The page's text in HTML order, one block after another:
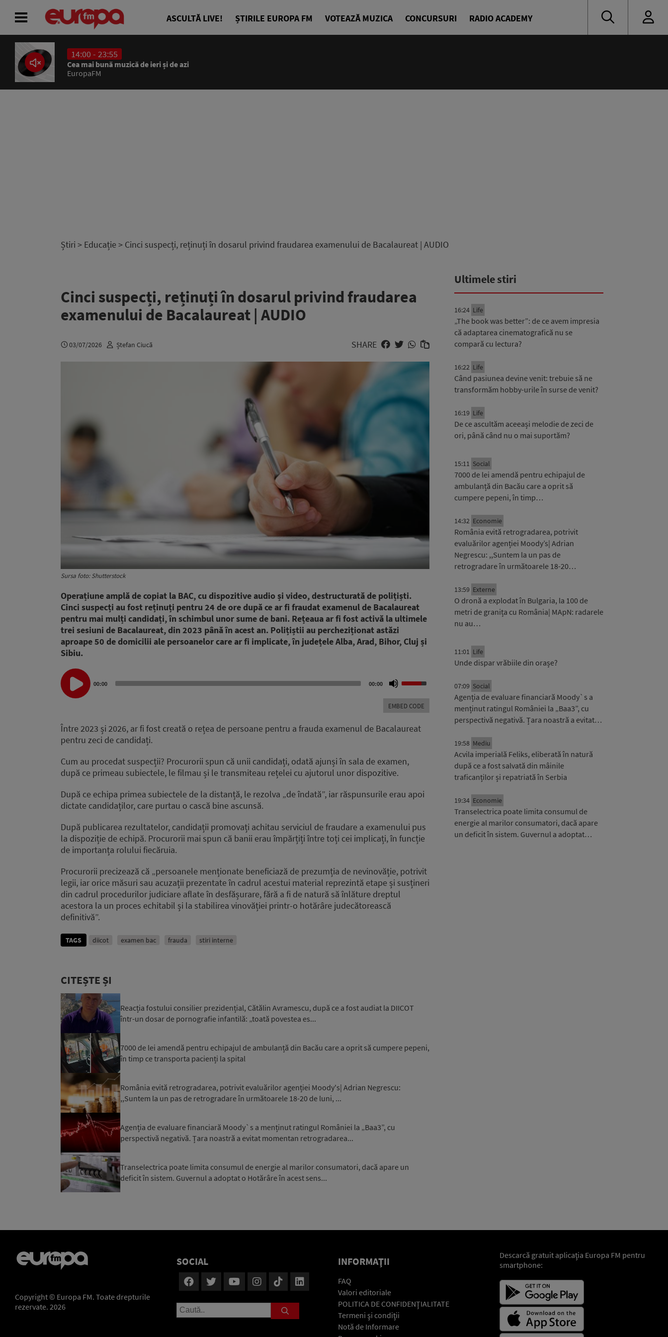
ASCULTĂ LIVE! ȘTIRILE EUROPA FM VOTEAZĂ MUZICA CONCURSURI RADIO ACADEMY
14:00 - 23:55
Cea mai bună muzică de ieri și de azi
EuropaFM
Știri > Educație > Cinci suspecți, reținuți în dosarul privind fraudarea examenului de Bacalaureat | AUDIO
Cinci suspecți, reținuți în dosarul privind fraudarea
examenului de Bacalaureat | AUDIO
03/07/2026 Ștefan Ciucă SHARE
Sursa foto: Shutterstock
Operațiune amplă de copiat la BAC, cu dispozitive audio și video, destructurată de polițiști.
Cinci suspecți au fost reținuți pentru 24 de ore după ce ar fi fraudat examenul de Bacalaureat
pentru mai mulți candidați, în schimbul unor sume de bani. Rețeaua ar fi fost activă la ultimele
trei sesiuni de Bacalaureat, din 2023 până în acest an. Polițiștii au percheziționat astăzi
aproape 50 de domicilii ale persoanelor care ar fi implicate, în județele Alba, Arad, Bihor, Cluj și
Sibiu.
Audio
Player
00:00 00:00
Up/Down
keys
increase
volume.
EMBED CODE
Între 2023 și 2026, ar fi fost creată o rețea de persoane pentru a frauda examenul de Bacalaureat
pentru zeci de candidați.
Cum au procedat suspecții? Procurorii spun că unii candidați, odată ajunși în sala de examen,
după ce primeau subiectele, le filmau și le transmiteau rețelei cu ajutorul unor dispozitive.
După ce echipa primea subiectele de la distanță, le rezolva „de îndată”, iar răspunsurile erau apoi
dictate candidaților, care purtau o cască bine ascunsă.
După publicarea rezultatelor, candidații promovați achitau serviciul de fraudare a examenului pus
la dispoziție de echipă. Procurorii mai spun că banii erau împărțiți între toți cei implicați, în funcție
de importanța rolului fiecăruia.
Procurorii precizează că „persoanele menționate beneficiază de prezumția de nevinovăție, potrivit
legii, iar orice măsuri sau acuzații prezentate în cadrul acestui material reprezintă etape și susțineri
din cadrul procedurilor judiciare aflate în desfășurare, fără a fi de natură să înlăture dreptul
acestora la un proces echitabil și la stabilirea vinovăției printr-o hotărâre judecătorească
definitivă”.
TAGS diicot examen bac frauda stiri interne
CITEȘTE ȘI
Reacția fostului consilier prezidențial, Cătălin Avramescu, după ce a fost audiat la DIICOT
într-un dosar de pornografie infantilă: „toată povestea es...
7000 de lei amendă pentru echipajul de ambulanță din Bacău care a oprit să cumpere pepeni,
în timp ce transporta pacienți la spital
România evită retrogradarea, potrivit evaluărilor agenției Moody's| Adrian Negrescu:
,,Suntem la un pas de retrogradare în următoarele 18-20 de luni, ...
Agenția de evaluare financiară Moody`s a menținut ratingul României la „Baa3”, cu
perspectivă negativă. Țara noastră a evitat momentan retrogradarea...
Transelectrica poate limita consumul de energie al marilor consumatori, dacă apare un
deficit în sistem. Guvernul a adoptat o Hotărâre în acest sens...
Ultimele stiri
16:24 Life
„The book was better”: de ce avem impresia
că adaptarea cinematografică nu se
compară cu lectura?
16:22 Life
Când pasiunea devine venit: trebuie să ne
transformăm hobby-urile în surse de venit?
16:19 Life
De ce ascultăm aceeași melodie de zeci de
ori, până când nu o mai suportăm?
15:11 Social
7000 de lei amendă pentru echipajul de
ambulanță din Bacău care a oprit să
cumpere pepeni, în timp…
14:32 Economie
România evită retrogradarea, potrivit
evaluărilor agenției Moody’s| Adrian
Negrescu: ,,Suntem la un pas de
retrogradare în următoarele 18-20…
13:59 Externe
O dronă a explodat în Bulgaria, la 100 de
metri de granița cu România| MApN: radarele
nu au…
11:01 Life
Unde dispar vrăbiile din orașe?
07:09 Social
Agenția de evaluare financiară Moody`s a
menținut ratingul României la „Baa3”, cu
perspectivă negativă. Țara noastră a evitat…
19:58 Mediu
Acvila imperială Feliks, eliberată în natură
după ce a fost salvată din mâinile
traficanților și repatriată în Serbia
19:34 Economie
Transelectrica poate limita consumul de
energie al marilor consumatori, dacă apare
un deficit în sistem. Guvernul a adoptat…
Copyright © Europa FM. Toate drepturile
rezervate. 2026
SOCIAL INFORMAŢII
FAQ
Valori editoriale
POLITICA DE CONFIDENŢIALITATE
Termeni şi condiţii
Notă de Informare
Descarcă gratuit aplicaţia Europa FM pentru
smartphone:
ACASĂ
ȘTIRI